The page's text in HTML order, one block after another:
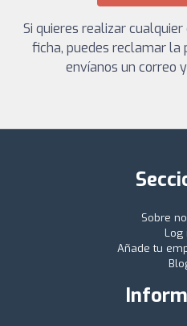
Si quieres realizar
ficha, puedes reclamar la
envíanos un correo
Sobre
Log
Añade tu